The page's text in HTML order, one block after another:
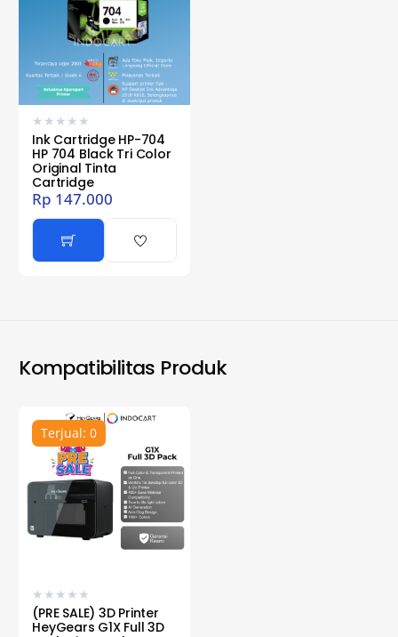
★ ★ ★ ★ ★
Ink Cartridge HP-704
HP 704 Black Tri Color
Original Tinta
Cartridge
Rp 147.000
Kompatibilitas Produk
Terjual: 0
★ ★ ★ ★ ★
(PRE SALE) 3D Printer
HeyGears G1X Full 3D